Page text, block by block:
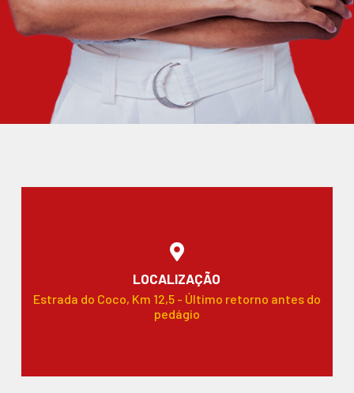
LOCALIZAÇÃO
Estrada do Coco, Km 12,5 - Último retorno antes do
pedágio